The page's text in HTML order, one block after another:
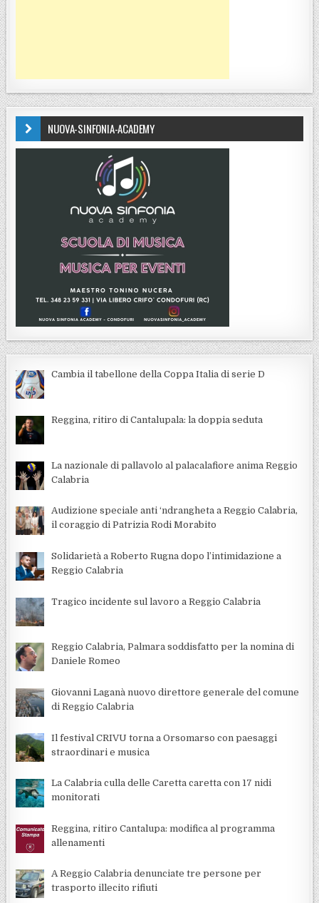
NUOVA-SINFONIA-ACADEMY
Cambia il tabellone della Coppa Italia di serie D
Reggina, ritiro di Cantalupala: la doppia seduta
La nazionale di pallavolo al palacalafiore anima Reggio
Calabria
Audizione speciale anti ‘ndrangheta a Reggio Calabria,
il coraggio di Patrizia Rodi Morabito
Solidarietà a Roberto Rugna dopo l’intimidazione a
Reggio Calabria
Tragico incidente sul lavoro a Reggio Calabria
Reggio Calabria, Palmara soddisfatto per la nomina di
Daniele Romeo
Giovanni Laganà nuovo direttore generale del comune
di Reggio Calabria
Il festival CRIVU torna a Orsomarso con paesaggi
straordinari e musica
La Calabria culla delle Caretta caretta con 17 nidi
monitorati
Reggina, ritiro Cantalupa: modifica al programma
allenamenti
A Reggio Calabria denunciate tre persone per
trasporto illecito rifiuti